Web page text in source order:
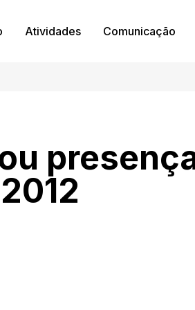
Atividades Comunicação
2012